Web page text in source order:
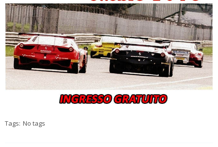
Tags: No tags